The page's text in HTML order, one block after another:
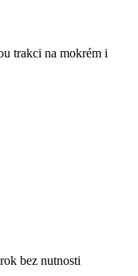
trakci na mokrém i
bez nutnosti